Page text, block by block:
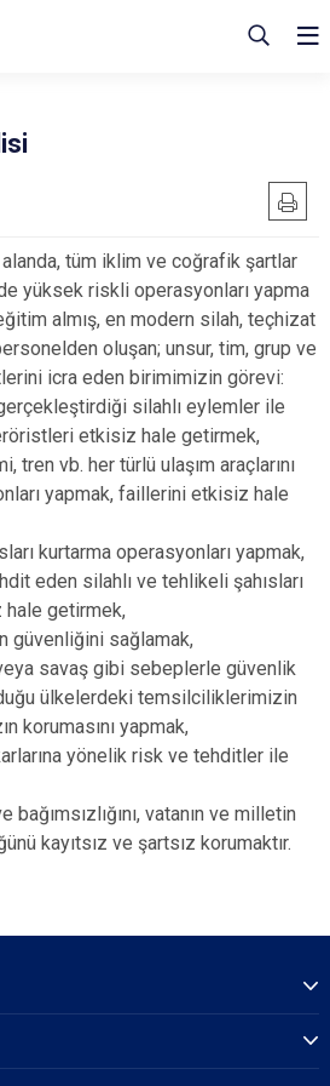
tüm iklim ve coğrafik şartlar
yüksek riskli operasyonları yapma
almış, en modern silah, teçhizat
oluşan; unsur, tim, grup ve
icra eden birimimizin görevi:
silahlı eylemler ile
etkisiz hale getirmek,
tren vb. her türlü ulaşım araçlarını
yapmak, faillerini etkisiz hale
kurtarma operasyonları yapmak,
eden silahlı ve tehlikeli şahısları
hale getirmek,
güvenliğini sağlamak,
veya savaş gibi sebeplerle güvenlik
ülkelerdeki temsilciliklerimizin
korumasını yapmak,
yönelik risk ve tehditler ile
bağımsızlığını, vatanın ve milletin
kayıtsız ve şartsız korumaktır.